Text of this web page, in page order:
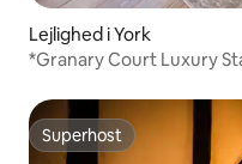
Lejlighed i York
*Granary Court Luxury
Superhost
Superhost